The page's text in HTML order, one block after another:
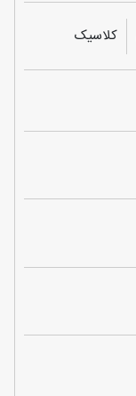
کلاسیک